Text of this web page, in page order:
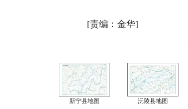
[责编：金华]
新宁县地图 沅陵县地图